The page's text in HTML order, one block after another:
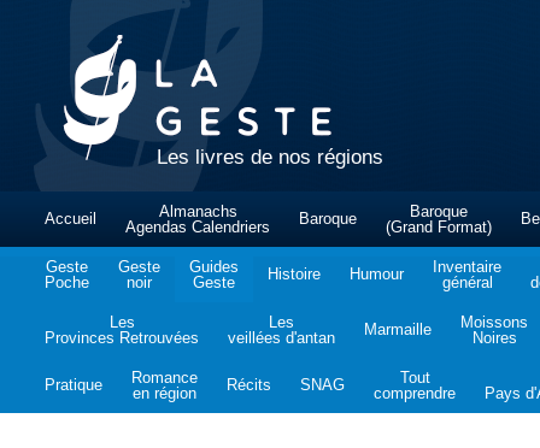
Les livres de nos régions
Accueil
Almanachs
Agendas Calendriers
Baroque
Baroque
(Grand Format)
Geste
Poche
Geste
noir
Guides
Geste
Histoire Humour
Inventaire
général
Les
Provinces Retrouvées
Les
veillées d'antan
Marmaille
Moissons
Noires
Pratique
Romance
en région
Récits SNAG
Tout
comprendre
Pays